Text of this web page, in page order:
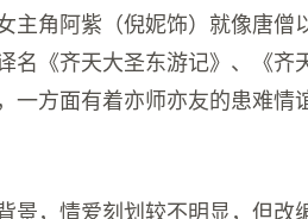
主角阿紫（倪妮饰）就像唐僧
名《齐天大圣东游记》、《齐
一方面有着亦师亦友的患难情
景，情爱刻划较不明显，但改